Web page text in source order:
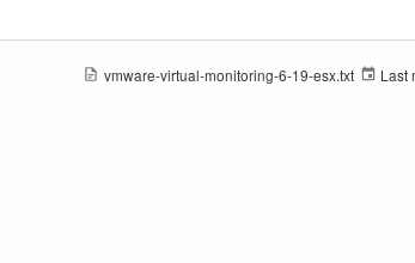
vmware-virtual-monitoring-6-19-esx.txt Last